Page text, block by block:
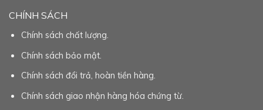
CHÍNH SÁCH
Chính sách chất lượng.
Chính sách bảo mật.
Chính sách đổi trả, hoàn tiền hàng.
Chính sách giao nhận hàng hóa chứng từ.